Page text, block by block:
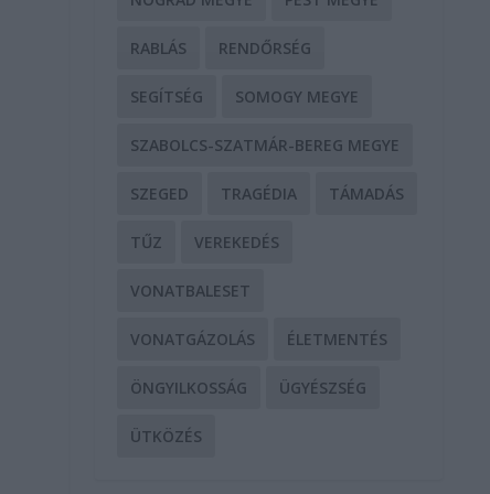
RABLÁS RENDŐRSÉG
SEGÍTSÉG SOMOGY MEGYE
SZABOLCS-SZATMÁR-BEREG MEGYE
SZEGED TRAGÉDIA TÁMADÁS
TŰZ VEREKEDÉS
VONATBALESET
VONATGÁZOLÁS ÉLETMENTÉS
ÖNGYILKOSSÁG ÜGYÉSZSÉG
ÜTKÖZÉS